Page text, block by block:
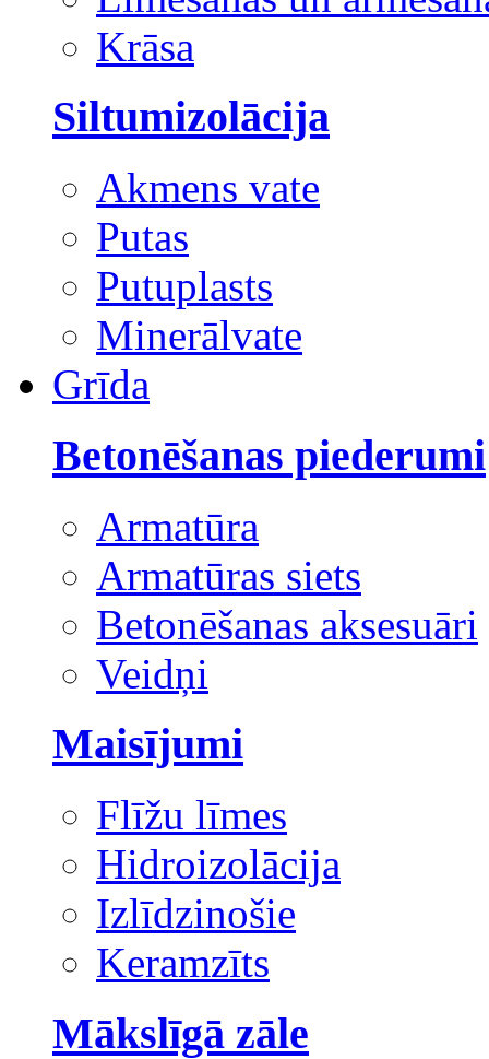
Krāsa
Siltumizolācija
Akmens vate
Putas
Putuplasts
Minerālvate
Grīda
Betonēšanas piederumi
Armatūra
Armatūras siets
Betonēšanas aksesuāri
Veidņi
Maisījumi
Flīžu līmes
Hidroizolācija
Izlīdzinošie
Keramzīts
Mākslīgā zāle